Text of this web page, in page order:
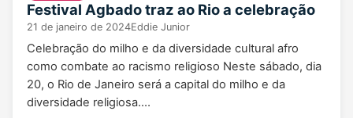
Festival Agbado traz ao Rio a celebração
21 de janeiro de 2024Eddie Junior
Celebração do milho e da diversidade cultural afro
como combate ao racismo religioso Neste sábado, dia
20, o Rio de Janeiro será a capital do milho e da
diversidade religiosa.…